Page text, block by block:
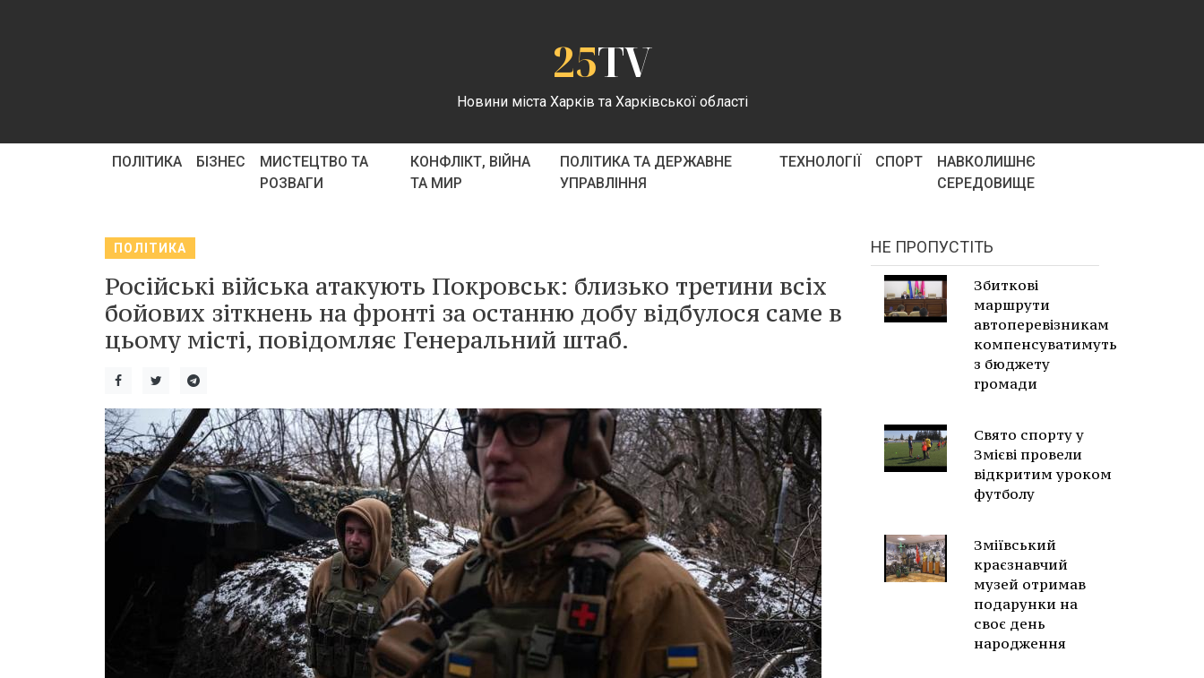
25TV
Новини міста Харків та Харківської області
ПОЛІТИКА БІЗНЕС
МИСТЕЦТВО ТА
РОЗВАГИ
КОНФЛІКТ, ВІЙНА
ТА МИР
ПОЛІТИКА ТА ДЕРЖАВНЕ
УПРАВЛІННЯ
ТЕХНОЛОГІЇ СПОРТ
НАВКОЛИШНЄ
СЕРЕДОВИЩЕ
ПОЛІТИКА
Російські війська атакують Покровськ: близько третини всіх
бойових зіткнень на фронті за останню добу відбулося саме в
цьому місті, повідомляє Генеральний штаб.
НЕ ПРОПУСТІТЬ
Збиткові
маршрути
автоперевізникам
компенсуватимуть
з бюджету
громади
Свято спорту у
Змієві провели
відкритим уроком
футболу
Зміївський
краєзнавчий
музей отримав
подарунки на
своє день
народження